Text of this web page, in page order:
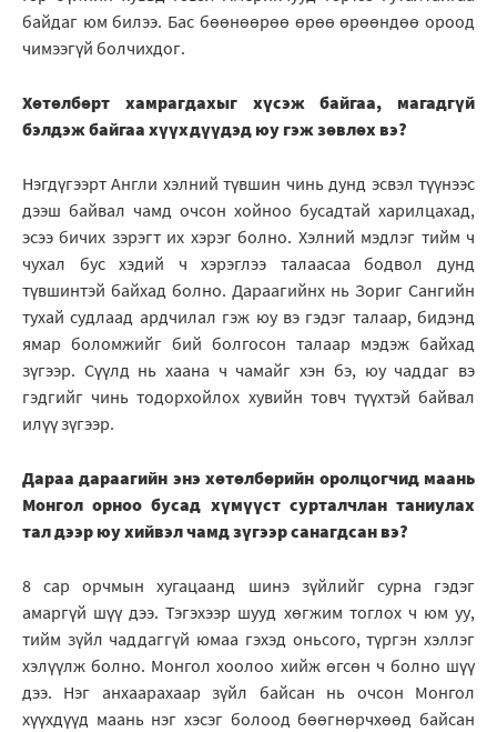
байдаг юм билээ. Бас бөөнөөрөө өрөө өрөөндөө ороод
чимээгүй болчихдог.
Хөтөлбөрт хамрагдахыг хүсэж байгаа, магадгүй
бэлдэж байгаа хүүхдүүдэд юу гэж зөвлөх вэ?
Нэгдүгээрт Англи хэлний түвшин чинь дунд эсвэл түүнээс
дээш байвал чамд очсон хойноо бусадтай харилцахад,
эсээ бичих зэрэгт их хэрэг болно. Хэлний мэдлэг тийм ч
чухал бус хэдий ч хэрэглээ талаасаа бодвол дунд
түвшинтэй байхад болно. Дараагийнх нь Зориг Сангийн
тухай судлаад ардчилал гэж юу вэ гэдэг талаар, бидэнд
ямар боломжийг бий болгосон талаар мэдэж байхад
зүгээр. Сүүлд нь хаана ч чамайг хэн бэ, юу чаддаг вэ
гэдгийг чинь тодорхойлох хувийн товч түүхтэй байвал
илүү зүгээр.
Дараа дараагийн энэ хөтөлбөрийн оролцогчид маань
Монгол орноо бусад хүмүүст сурталчлан таниулах
тал дээр юу хийвэл чамд зүгээр санагдсан вэ?
8 сар орчмын хугацаанд шинэ зүйлийг сурна гэдэг
амаргүй шүү дээ. Тэгэхээр шууд хөгжим тоглох ч юм уу,
тийм зүйл чаддаггүй юмаа гэхэд оньсого, түргэн хэллэг
хэлүүлж болно. Монгол хоолоо хийж өгсөн ч болно шүү
дээ. Нэг анхаарахаар зүйл байсан нь очсон Монгол
хүүхдүүд маань нэг хэсэг болоод бөөгнөрчхөөд байсан